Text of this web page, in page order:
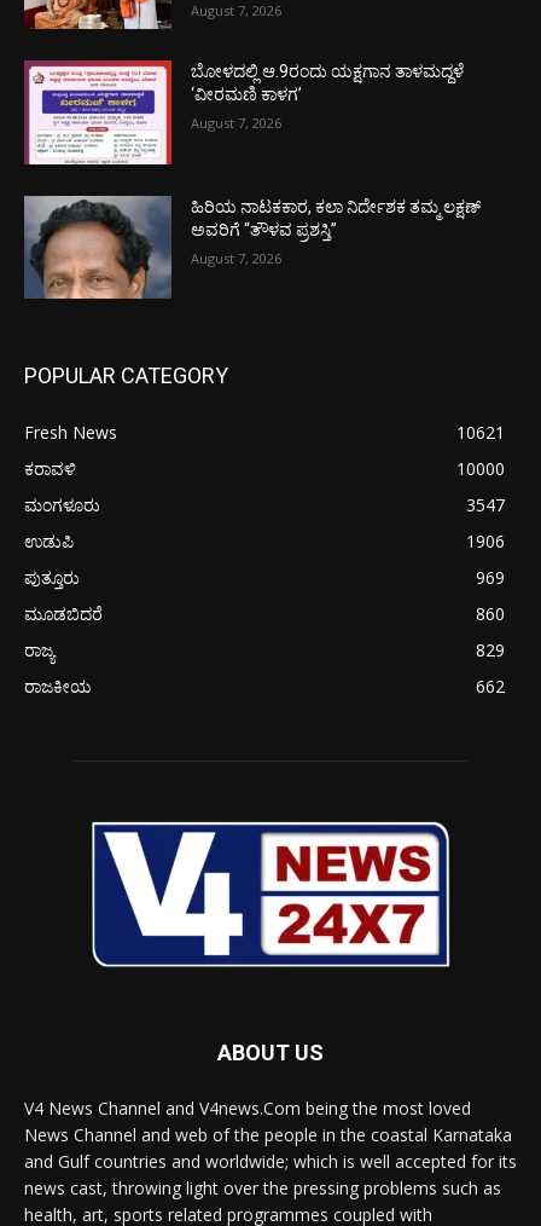
August 7, 2026
ಬೋಳದಲ್ಲಿ ಆ.9ರಂದು ಯಕ್ಷಗಾನ ತಾಳಮದ್ದಳೆ
‘ವೀರಮಣಿ ಕಾಳಗ’
August 7, 2026
ಹಿರಿಯ ನಾಟಕಕಾರ, ಕಲಾ ನಿರ್ದೇಶಕ ತಮ್ಮ ಲಕ್ಷಣ್
ಅವರಿಗೆ “ತೌಳವ ಪ್ರಶಸ್ತಿ”
August 7, 2026
POPULAR CATEGORY
Fresh News
10621
ಕರಾವಳಿ
10000
ಮಂಗಳೂರು
3547
ಉಡುಪಿ
1906
ಪುತ್ತೂರು
969
ಮೂಡಬಿದರೆ
860
ರಾಜ್ಯ
829
ರಾಜಕೀಯ
662
ABOUT US
V4 News Channel and V4news.Com being the most loved
News Channel and web of the people in the coastal Karnataka
and Gulf countries and worldwide; which is well accepted for its
news cast, throwing light over the pressing problems such as
health, art, sports related programmes coupled with